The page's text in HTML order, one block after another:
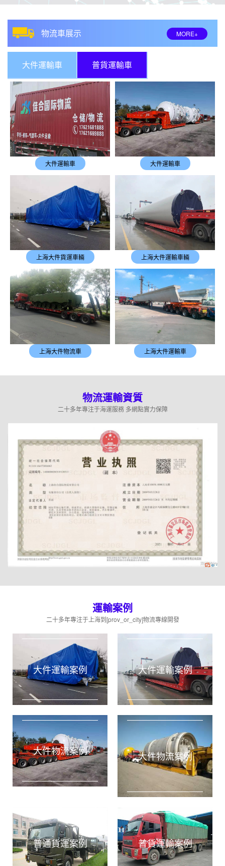
物流車展示 MORE+
大件運輸車 普貨運輸車
大件運輸車 大件運輸車
上海大件貨運車輛 上海大件運輸車輛
上海大件物流車 上海大件運輸車
物流運輸資質
二十多年專注于海運服務 多網點實力保障
運輸案例
二十多年專注于上海到[prov_or_city]物流專線開發
大件運輸案例 大件運輸案例
大件物流案例 大件物流案例
普通貨運案例 普貨運輸案例
實時訂單 上海到成都物流專線 專線物流 2020-12-22
實時訂單 上海到北京物流專線 2020-12-22
實時訂單 上海到深圳物流專線 專線物流 2020-12-22
實時訂單 上海到合肥物流專線 專線物流 2020-12-22